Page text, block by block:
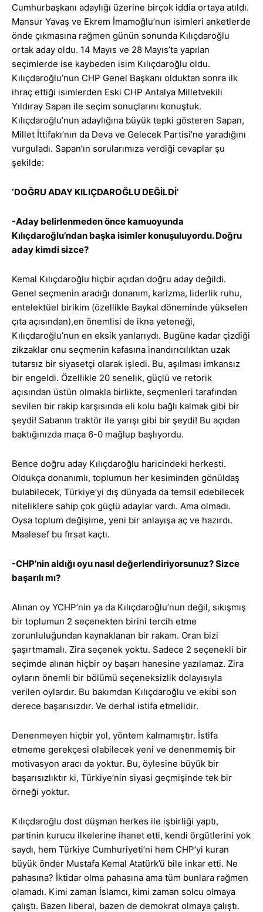
Cumhurbaşkanı adaylığı üzerine birçok iddia ortaya atıldı.
Mansur Yavaş ve Ekrem İmamoğlu’nun isimleri anketlerde
önde çıkmasına rağmen günün sonunda Kılıçdaroğlu
ortak aday oldu. 14 Mayıs ve 28 Mayıs’ta yapılan
seçimlerde ise kaybeden isim Kılıçdaroğlu oldu.
Kılıçdaroğlu’nun CHP Genel Başkanı olduktan sonra ilk
ihraç ettiği isimlerden Eski CHP Antalya Milletvekili
Yıldıray Sapan ile seçim sonuçlarını konuştuk.
Kılıçdaroğlu’nun adaylığına büyük tepki gösteren Sapan,
Millet İttifakı’nın da Deva ve Gelecek Partisi’ne yaradığını
vurguladı. Sapan’ın sorularımıza verdiği cevaplar şu
şekilde:
‘DOĞRU ADAY KILIÇDAROĞLU DEĞİLDİ’
-Aday belirlenmeden önce kamuoyunda
Kılıçdaroğlu’ndan başka isimler konuşuluyordu. Doğru
aday kimdi sizce?
Kemal Kılıçdaroğlu hiçbir açıdan doğru aday değildi.
Genel seçmenin aradığı donanım, karizma, liderlik ruhu,
entelektüel birikim (özellikle Baykal döneminde yükselen
çıta açısından),en önemlisi de ikna yeteneği,
Kılıçdaroğlu’nun en eksik yanlarıydı. Bugüne kadar çizdiği
zikzaklar onu seçmenin kafasına inandırıcılıktan uzak
tutarsız bir siyasetçi olarak işledi. Bu, aşılması imkansız
bir engeldi. Özellikle 20 senelik, güçlü ve retorik
açısından üstün olmakla birlikte, seçmenleri tarafından
sevilen bir rakip karşısında eli kolu bağlı kalmak gibi bir
şeydi! Sabanın traktör ile yarışı gibi bir şeydi! Bu açıdan
baktığınızda maça 6-0 mağlup başlıyordu.
Bence doğru aday Kılıçdaroğlu haricindeki herkesti.
Oldukça donanımlı, toplumun her kesiminden gönüldaş
bulabilecek, Türkiye’yi dış dünyada da temsil edebilecek
niteliklere sahip çok güçlü adaylar vardı. Ama olmadı.
Oysa toplum değişime, yeni bir anlayışa aç ve hazırdı.
Maalesef bu fırsat kaçtı.
-CHP’nin aldığı oyu nasıl değerlendiriyorsunuz? Sizce
başarılı mı?
Alınan oy YCHP’nin ya da Kılıçdaroğlu’nun değil, sıkışmış
bir toplumun 2 seçenekten birini tercih etme
zorunluluğundan kaynaklanan bir rakam. Oran bizi
şaşırtmamalı. Zira seçenek yoktu. Sadece 2 seçenekli bir
seçimde alınan hiçbir oy başarı hanesine yazılamaz. Zira
oyların önemli bir bölümü seçeneksizlik dolayısıyla
verilen oylardır. Bu bakımdan Kılıçdaroğlu ve ekibi son
derece başarısızdır. Ve derhal istifa etmelidir.
Denenmeyen hiçbir yol, yöntem kalmamıştır. İstifa
etmeme gerekçesi olabilecek yeni ve denenmemiş bir
motivasyon aracı da yoktur. Bu, öylesine büyük bir
başarısızlıktır ki, Türkiye’nin siyasi geçmişinde tek bir
örneği yoktur.
Kılıçdaroğlu dost düşman herkes ile işbirliği yaptı,
partinin kurucu ilkelerine ihanet etti, kendi örgütlerini yok
saydı, hem Türkiye Cumhuriyeti’ni hem CHP’yi kuran
büyük önder Mustafa Kemal Atatürk’ü bile inkar etti. Ne
pahasına? İktidar olma pahasına ama tüm bunlara rağmen
olamadı. Kimi zaman İslamcı, kimi zaman solcu olmaya
çalıştı. Bazen liberal, bazen de demokrat olmaya çalıştı.